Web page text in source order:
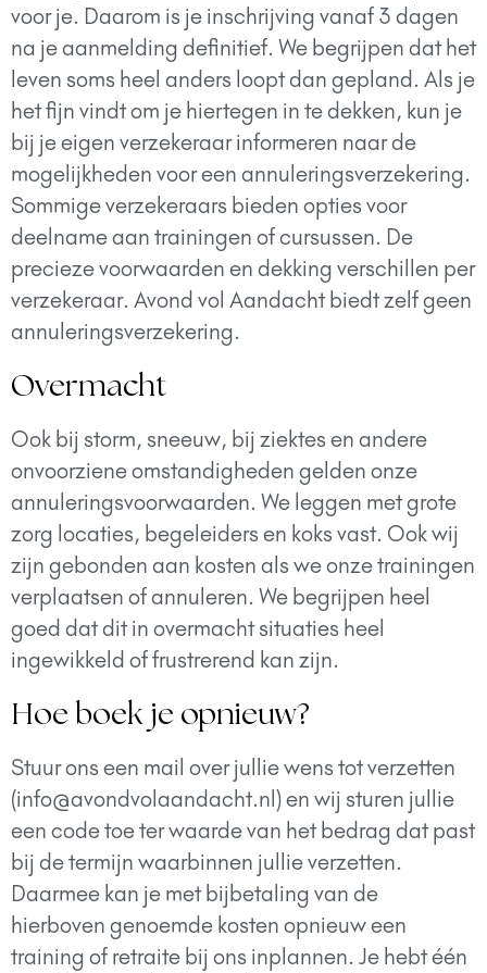
voor je. Daarom is je inschrijving vanaf 3 dagen
na je aanmelding definitief. We begrijpen dat het
leven soms heel anders loopt dan gepland. Als je
het fijn vindt om je hiertegen in te dekken, kun je
bij je eigen verzekeraar informeren naar de
mogelijkheden voor een annuleringsverzekering.
Sommige verzekeraars bieden opties voor
deelname aan trainingen of cursussen. De
precieze voorwaarden en dekking verschillen per
verzekeraar. Avond vol Aandacht biedt zelf geen
annuleringsverzekering.
Overmacht
Ook bij storm, sneeuw, bij ziektes en andere
onvoorziene omstandigheden gelden onze
annuleringsvoorwaarden. We leggen met grote
zorg locaties, begeleiders en koks vast. Ook wij
zijn gebonden aan kosten als we onze trainingen
verplaatsen of annuleren. We begrijpen heel
goed dat dit in overmacht situaties heel
ingewikkeld of frustrerend kan zijn.
Hoe boek je opnieuw?
Stuur ons een mail over jullie wens tot verzetten
(info@avondvolaandacht.nl) en wij sturen jullie
een code toe ter waarde van het bedrag dat past
bij de termijn waarbinnen jullie verzetten.
Daarmee kan je met bijbetaling van de
hierboven genoemde kosten opnieuw een
training of retraite bij ons inplannen. Je hebt één